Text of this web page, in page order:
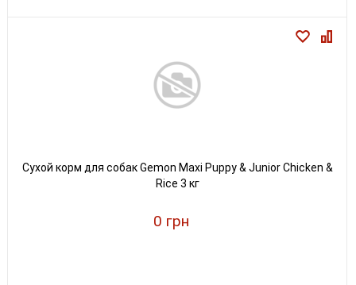
Сухой корм для собак Gemon Maxi Puppy & Junior Chicken &
Rice 3 кг
0 грн